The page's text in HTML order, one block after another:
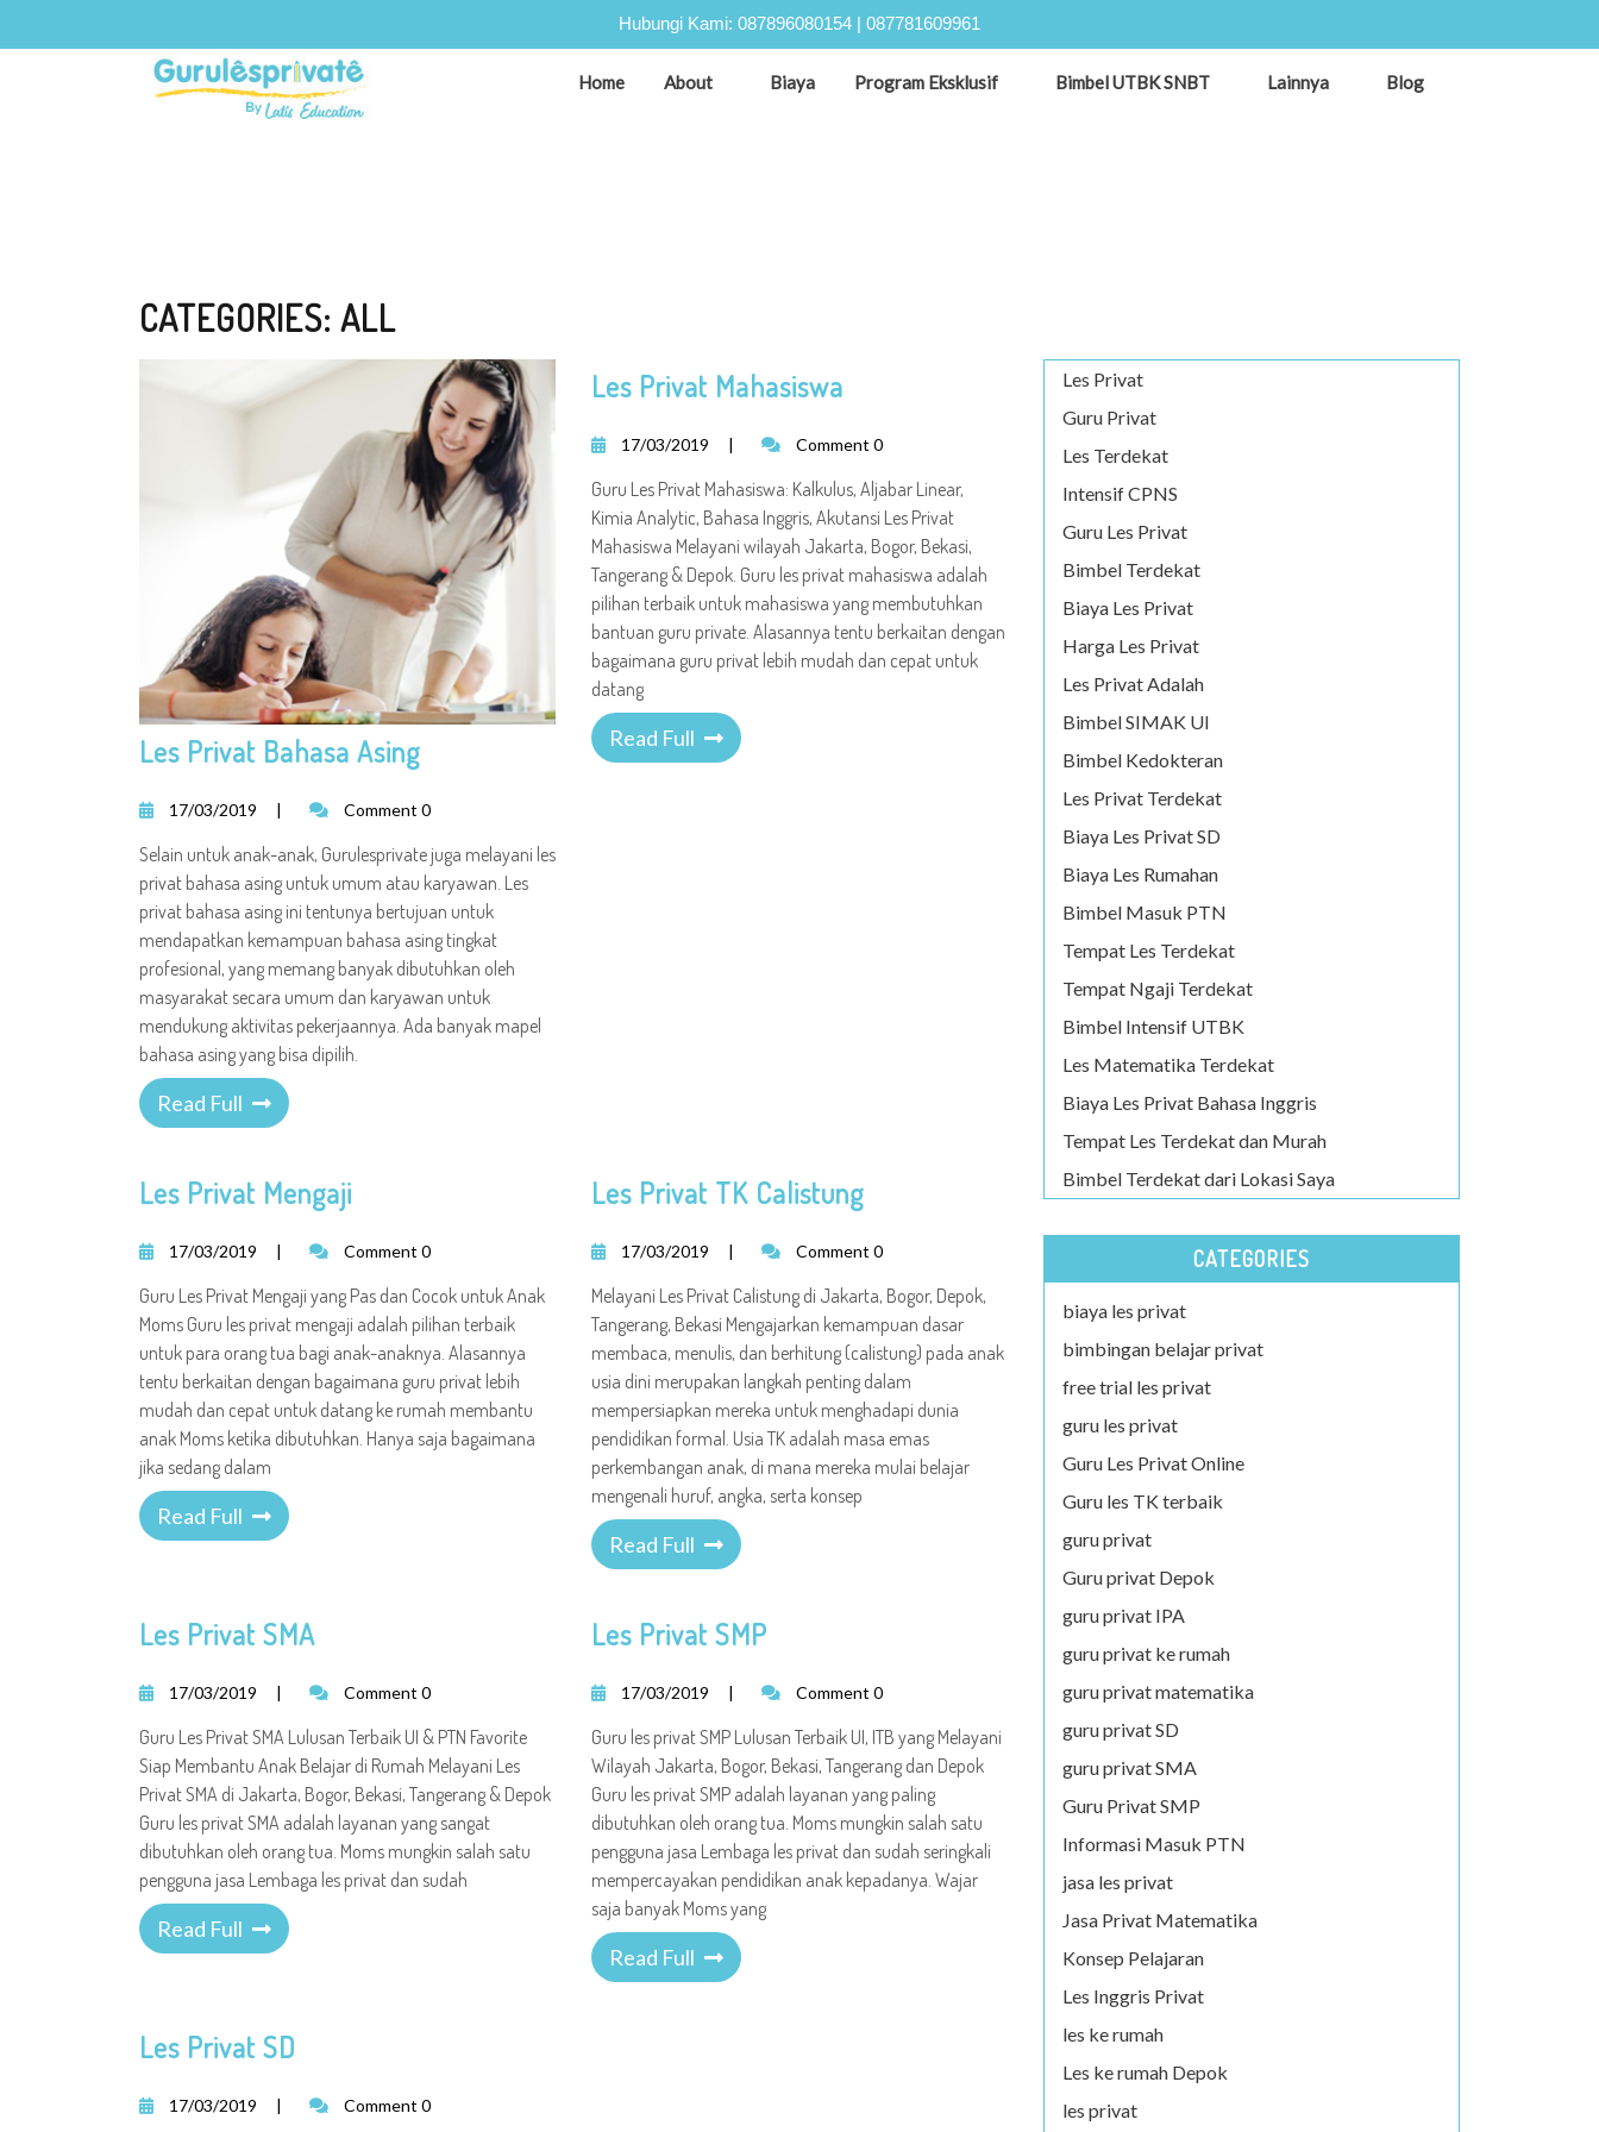
Hubungi Kami: 087896080154 | 087781609961
Home About Biaya Program Eksklusif Bimbel UTBK SNBT Lainnya Blog
CATEGORIES: ALL
Les Privat Bahasa Asing
17/03/2019 | Comment 0
Selain untuk anak-anak, Gurulesprivate juga melayani les
privat bahasa asing untuk umum atau karyawan. Les
privat bahasa asing ini tentunya bertujuan untuk
mendapatkan kemampuan bahasa asing tingkat
profesional, yang memang banyak dibutuhkan oleh
masyarakat secara umum dan karyawan untuk
mendukung aktivitas pekerjaannya. Ada banyak mapel
bahasa asing yang bisa dipilih.
Read Full
Les Privat Mahasiswa
17/03/2019 | Comment 0
Guru Les Privat Mahasiswa: Kalkulus, Aljabar Linear,
Kimia Analytic, Bahasa Inggris, Akutansi Les Privat
Mahasiswa Melayani wilayah Jakarta, Bogor, Bekasi,
Tangerang & Depok. Guru les privat mahasiswa adalah
pilihan terbaik untuk mahasiswa yang membutuhkan
bantuan guru private. Alasannya tentu berkaitan dengan
bagaimana guru privat lebih mudah dan cepat untuk
datang
Read Full
Les Privat Mengaji
17/03/2019 | Comment 0
Guru Les Privat Mengaji yang Pas dan Cocok untuk Anak
Moms Guru les privat mengaji adalah pilihan terbaik
untuk para orang tua bagi anak-anaknya. Alasannya
tentu berkaitan dengan bagaimana guru privat lebih
mudah dan cepat untuk datang ke rumah membantu
anak Moms ketika dibutuhkan. Hanya saja bagaimana
jika sedang dalam
Read Full
Les Privat TK Calistung
17/03/2019 | Comment 0
Melayani Les Privat Calistung di Jakarta, Bogor, Depok,
Tangerang, Bekasi Mengajarkan kemampuan dasar
membaca, menulis, dan berhitung (calistung) pada anak
usia dini merupakan langkah penting dalam
mempersiapkan mereka untuk menghadapi dunia
pendidikan formal. Usia TK adalah masa emas
perkembangan anak, di mana mereka mulai belajar
mengenali huruf, angka, serta konsep
Read Full
Les Privat SMA
17/03/2019 | Comment 0
Guru Les Privat SMA Lulusan Terbaik UI & PTN Favorite
Siap Membantu Anak Belajar di Rumah Melayani Les
Privat SMA di Jakarta, Bogor, Bekasi, Tangerang & Depok
Guru les privat SMA adalah layanan yang sangat
dibutuhkan oleh orang tua. Moms mungkin salah satu
pengguna jasa Lembaga les privat dan sudah
Read Full
Les Privat SMP
17/03/2019 | Comment 0
Guru les privat SMP Lulusan Terbaik UI, ITB yang Melayani
Wilayah Jakarta, Bogor, Bekasi, Tangerang dan Depok
Guru les privat SMP adalah layanan yang paling
dibutuhkan oleh orang tua. Moms mungkin salah satu
pengguna jasa Lembaga les privat dan sudah seringkali
mempercayakan pendidikan anak kepadanya. Wajar
saja banyak Moms yang
Read Full
Les Privat SD
17/03/2019 | Comment 0
Les Privat
Guru Privat
Les Terdekat
Intensif CPNS
Guru Les Privat
Bimbel Terdekat
Biaya Les Privat
Harga Les Privat
Les Privat Adalah
Bimbel SIMAK UI
Bimbel Kedokteran
Les Privat Terdekat
Biaya Les Privat SD
Biaya Les Rumahan
Bimbel Masuk PTN
Tempat Les Terdekat
Tempat Ngaji Terdekat
Bimbel Intensif UTBK
Les Matematika Terdekat
Biaya Les Privat Bahasa Inggris
Tempat Les Terdekat dan Murah
Bimbel Terdekat dari Lokasi Saya
CATEGORIES
biaya les privat
bimbingan belajar privat
free trial les privat
guru les privat
Guru Les Privat Online
Guru les TK terbaik
guru privat
Guru privat Depok
guru privat IPA
guru privat ke rumah
guru privat matematika
guru privat SD
guru privat SMA
Guru Privat SMP
Informasi Masuk PTN
jasa les privat
Jasa Privat Matematika
Konsep Pelajaran
Les Inggris Privat
les ke rumah
Les ke rumah Depok
les privat